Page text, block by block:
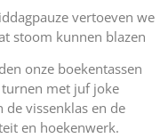
vertoeven we
stoom kunnen blazen
onze boekentassen
met juf joke
de vissenklas en de
en hoekenwerk.